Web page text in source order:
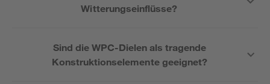
Witterungseinflüsse?
Sind die WPC-Dielen als tragende
Konstruktionselemente geeignet?